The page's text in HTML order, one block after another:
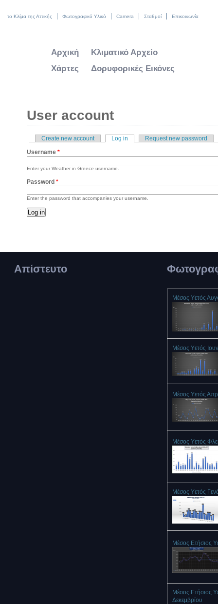
το Κλίμα της Αττικής Φωτογραφικό Υλικό Camera Σταθμοί Επικοινωνία
Αρχική
Κλιματικό Αρχείο
Χάρτες
Δορυφορικές Εικόνες
User account
Primary tabs
Create new account Log in (active tab)Request new password
Username *
Enter your Weather in Greece username.
Password *
Enter the password that accompanies your username.
Απίστευτο
Μέσος Υετός
Μέσος Υετός
Μέσος Υετός
Μέσος Υετός
Μέσος Υετός
Μέσος Ετήσιος
Μέσος Ετήσιος
Δεκεμβρίου